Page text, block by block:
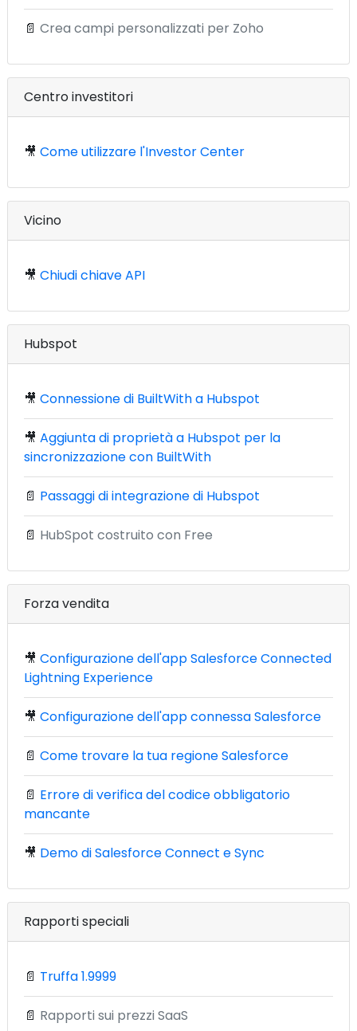
📄 Crea campi personalizzati per Zoho
Centro investitori
🎥 Come utilizzare l'Investor Center
Vicino
🎥 Chiudi chiave API
Hubspot
🎥 Connessione di BuiltWith a Hubspot
🎥 Aggiunta di proprietà a Hubspot per la
sincronizzazione con BuiltWith
📄 Passaggi di integrazione di Hubspot
📄 HubSpot costruito con Free
Forza vendita
🎥 Configurazione dell'app Salesforce Connected
Lightning Experience
🎥 Configurazione dell'app connessa Salesforce
📄 Come trovare la tua regione Salesforce
📄 Errore di verifica del codice obbligatorio
mancante
🎥 Demo di Salesforce Connect e Sync
Rapporti speciali
📄 Truffa 1.9999
📄 Rapporti sui prezzi SaaS